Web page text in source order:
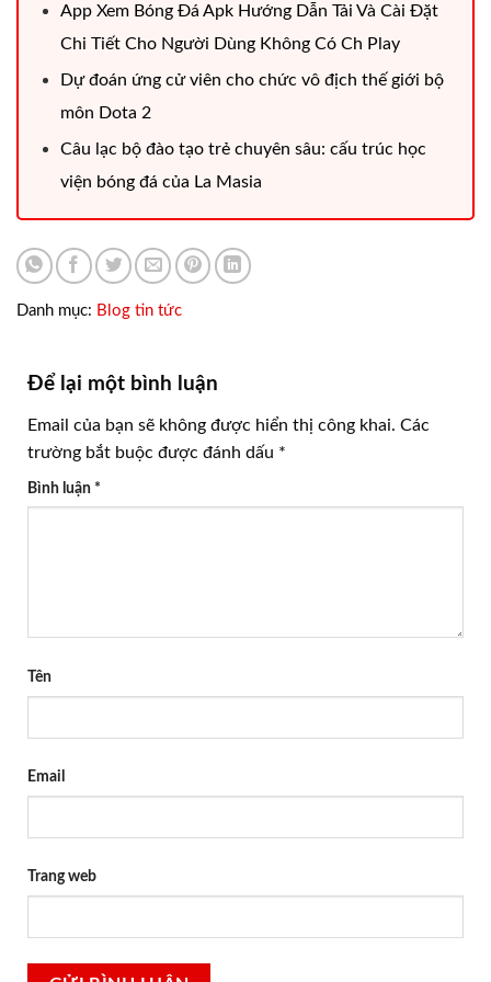
App Xem Bóng Đá Apk Hướng Dẫn Tải Và Cài Đặt
Chi Tiết Cho Người Dùng Không Có Ch Play
Dự đoán ứng cử viên cho chức vô địch thế giới bộ
môn Dota 2
Câu lạc bộ đào tạo trẻ chuyên sâu: cấu trúc học
viện bóng đá của La Masia
Danh mục: Blog tin tức
Để lại một bình luận
Email của bạn sẽ không được hiển thị công khai. Các
trường bắt buộc được đánh dấu *
Bình luận *
Tên
Email
Trang web